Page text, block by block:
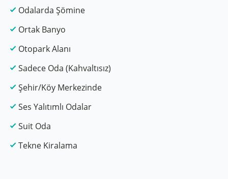
Odalarda Şömine
Ortak Banyo
Otopark Alanı
Sadece Oda (Kahvaltısız)
Şehir/Köy Merkezinde
Ses Yalıtımlı Odalar
Suit Oda
Tekne Kiralama